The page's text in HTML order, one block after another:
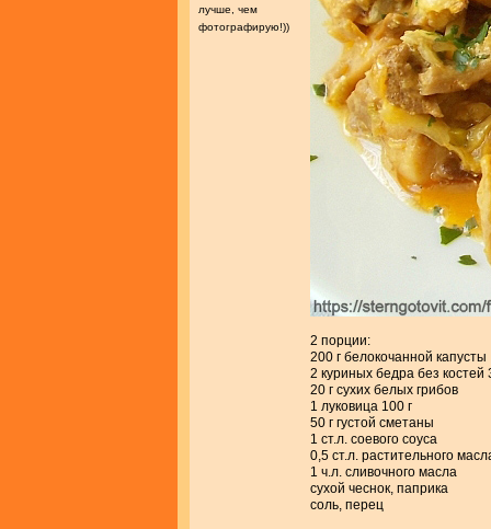
лучше, чем
фотографирую!))
2 порции:
200 г белокочанной капусты
2 куриных бедра без костей
20 г сухих белых грибов
1 луковица 100 г
50 г густой сметаны
1 ст.л. соевого соуса
0,5 ст.л. растительного
1 ч.л. сливочного масла
сухой чеснок, паприка
соль, перец